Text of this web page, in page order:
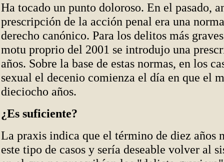
Ha tocado un punto doloroso. En el pasado,
prescripción de la acción penal era una
derecho canónico. Para los delitos más
motu proprio del 2001 se introdujo una
años. Sobre la base de estas normas, en los
sexual el decenio comienza el día en que el
dieciocho años.
¿Es suficiente?
La praxis indica que el término de diez años
este tipo de casos y sería deseable volver al